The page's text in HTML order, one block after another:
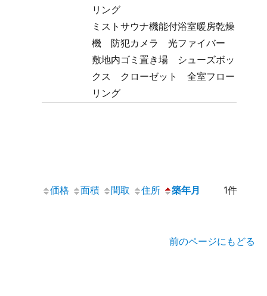
リング
ミストサウナ機能付浴室暖房乾燥
機 防犯カメラ 光ファイバー
敷地内ゴミ置き場 シューズボッ
クス クローゼット 全室フロー
リング
価格 面積 間取 住所 築年月 1件
前のページにもどる